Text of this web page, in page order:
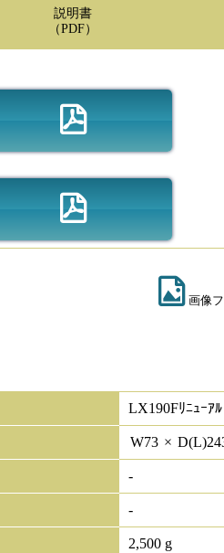
説明書
（PDF）
画像
LX190Fﾘﾆｭｰｱﾙ
W73 × D(L)
-
-
2,500 g